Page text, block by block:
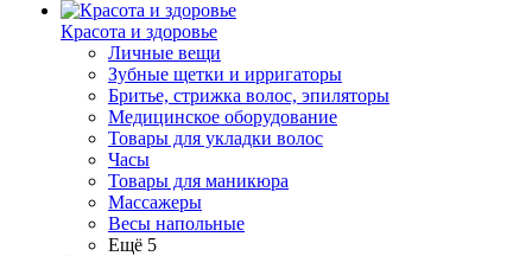
Красота и здоровье
Личные вещи
Зубные щетки и ирригаторы
Бритье, стрижка волос, эпиляторы
Медицинское оборудование
Товары для укладки волос
Часы
Товары для маникюра
Массажеры
Весы напольные
Ещё 5